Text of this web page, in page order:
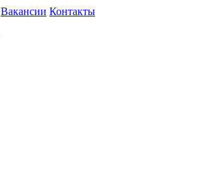
Вакансии Контакты